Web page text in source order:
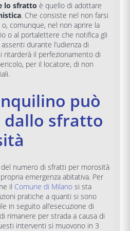
lo sfratto è quello di adottare
. Che consiste nel non farsi
comunque, nel non aprire la
o al portalettere che notifica gli
durante l’udienza di
ritarderà il perfezionamento di
per il locatore, di non
può
dallo sfratto
numero di sfratti per morosità
emergenza abitativa. Per
il Comune di Milano si sta
pratiche a quanti si sono
in seguito all’esecuzione di
rimanere per strada a causa di
interventi si muovono in 3